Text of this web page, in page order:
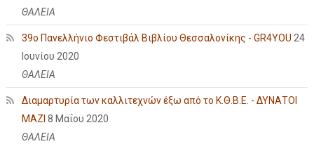
ΘΑΛΕΙΑ
39ο Πανελλήνιο Φεστιβάλ Βιβλίου Θεσσαλονίκης - GR4YOU 24
Ιουνίου 2020
ΘΑΛΕΙΑ
Διαμαρτυρία των καλλιτεχνών έξω από το Κ.Θ.Β.Ε. - ΔΥΝΑΤΟΙ
ΜΑΖΙ 8 Μαΐου 2020
ΘΑΛΕΙΑ